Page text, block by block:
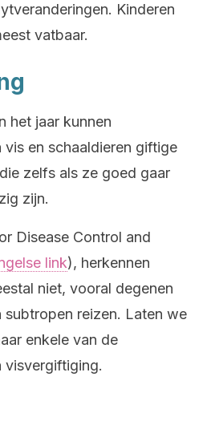
Kinderen
vatbaar.
het jaar kunnen
en schaaldieren giftige
zelfs als ze goed gaar
zijn.
Disease Control and
link), herkennen
niet, vooral degenen
subtropen reizen. Laten we
enkele van de
visvergiftiging.